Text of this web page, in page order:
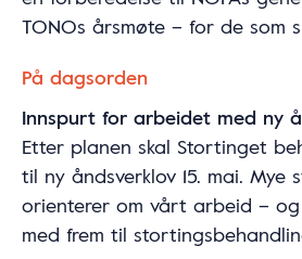
TONOs årsmøte – for de som
På dagsorden
Innspurt for arbeidet med ny
Etter planen skal Stortinget
til ny åndsverklov 15. mai. Mye
orienterer om vårt arbeid –
med frem til